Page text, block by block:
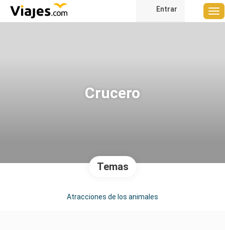
Entrar
Crucero
Temas
Atracciones de los animales